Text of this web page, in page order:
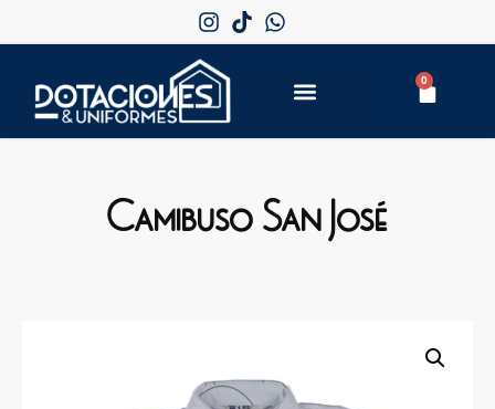
0
Camibuso San José